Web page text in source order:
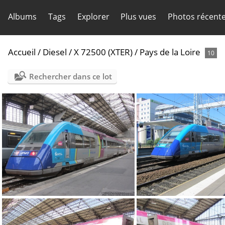
Albums Tags Explorer Plus vues Photos
Accueil / Diesel /X 72500 (XTER)/ Pays de la Loire 10
Rechercher dans ce lot